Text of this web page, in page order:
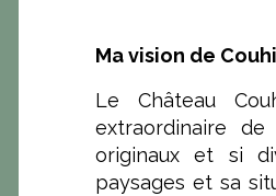
Ma vision de
Le Château
extraordinaire
originaux et si
paysages et sa